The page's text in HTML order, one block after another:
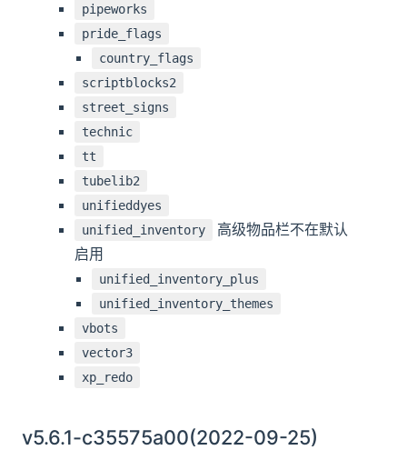
pipeworks
pride_flags
country_flags
scriptblocks2
street_signs
technic
tt
tubelib2
unifieddyes
unified_inventory
高级物品栏不在默认
启用
unified_inventory_plus
unified_inventory_themes
vbots
vector3
xp_redo
v5.6.1-c35575a00(2022-09-25)